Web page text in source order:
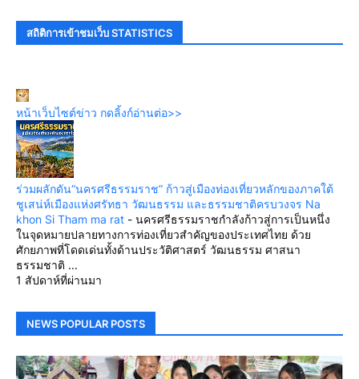
สถิติการเข้าชมเว็บ STATISTICS
หน้าเว็บไซต์ข่าว กดลิ้งก์อ่านต่อ>>
ร่วมผลักดัน“นครศรีธรรมราช” ก้าวสู่เมืองท่องเที่ยวหลักของภาคใต้
ชูเสน่ห์เมืองแห่งศรัทธา วัฒนธรรม และธรรมชาติครบวงจร Na
khon Si Tham ma rat - นครศรีธรรมราชกำลังก้าวสู่การเป็นหนึ่ง
ในจุดหมายปลายทางการท่องเที่ยวสำคัญของประเทศไทย ด้วย
ศักยภาพที่โดดเด่นทั้งด้านประวัติศาสตร์ วัฒนธรรม ศาสนา
ธรรมชาติ ...
1 สัปดาห์ที่ผ่านมา
NEWS POPULAR POSTS